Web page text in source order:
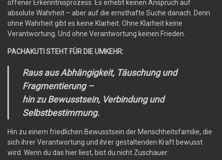
offener Erkenntnisprozess. Es erhebt keinen Anspruch auf
absolute Wahrheit – aber auf die ernsthafte Suche danach. Denn
ohne Wahrheit gibt es keine Klarheit. Ohne Klarheit keine
Verantwortung. Und ohne Verantwortung keinen Frieden.
PACHAKUTI STEHT FÜR DIE UMKEHR:
Raus aus Abhängigkeit, Täuschung und
Fragmentierung –
hin zu Bewusstsein, Verbindung und
Selbstbestimmung.
Hin zu einem friedlichen Bewusstsein der Menschheitsfamilie, die
sich ihrer Verantwortung und ihrer gestaltenden Kraft bewusst
wird. Wenn du das hier liest, bist du nicht Zuschauer: